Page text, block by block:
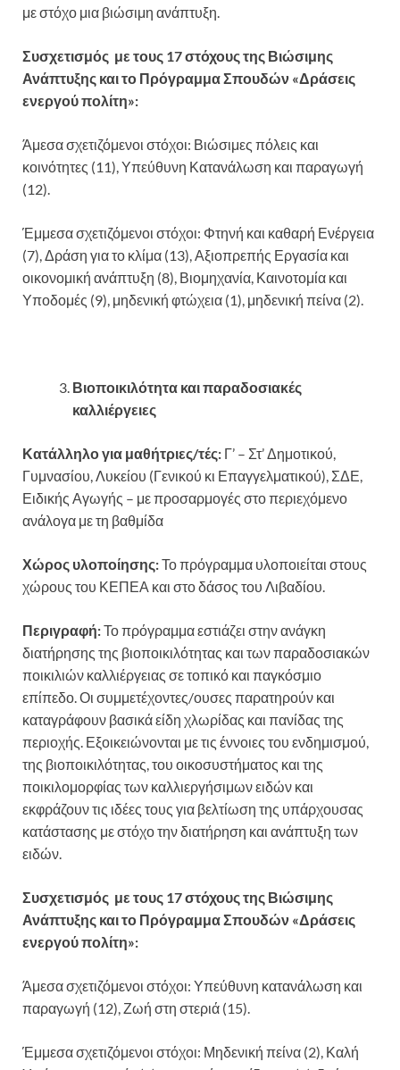
με στόχο μια βιώσιμη ανάπτυξη.
Συσχετισμός με τους 17 στόχους της Βιώσιμης
Ανάπτυξης και το Πρόγραμμα Σπουδών «Δράσεις
ενεργού πολίτη»:
Άμεσα σχετιζόμενοι στόχοι: Βιώσιμες πόλεις και
κοινότητες (11), Υπεύθυνη Κατανάλωση και παραγωγή
(12).
Έμμεσα σχετιζόμενοι στόχοι: Φτηνή και καθαρή Ενέργεια
(7), Δράση για το κλίμα (13), Αξιοπρεπής Εργασία και
οικονομική ανάπτυξη (8), Βιομηχανία, Καινοτομία και
Υποδομές (9), μηδενική φτώχεια (1), μηδενική πείνα (2).
Βιοποικιλότητα και παραδοσιακές
καλλιέργειες
Κατάλληλο για μαθήτριες/τές: Γ’ – Στ’ Δημοτικού,
Γυμνασίου, Λυκείου (Γενικού κι Επαγγελματικού), ΣΔΕ,
Ειδικής Αγωγής – με προσαρμογές στο περιεχόμενο
ανάλογα με τη βαθμίδα
Χώρος υλοποίησης:Το πρόγραμμα υλοποιείται στους
χώρους του ΚΕΠΕΑ και στο δάσος του Λιβαδίου.
Περιγραφή:Το πρόγραμμα εστιάζει στην ανάγκη
διατήρησης της βιοποικιλότητας και των παραδοσιακών
ποικιλιών καλλιέργειας σε τοπικό και παγκόσμιο
επίπεδο. Οι συμμετέχοντες/ουσες παρατηρούν και
καταγράφουν βασικά είδη χλωρίδας και πανίδας της
περιοχής. Εξοικειώνονται με τις έννοιες του ενδημισμού,
της βιοποικιλότητας, του οικοσυστήματος και της
ποικιλομορφίας των καλλιεργήσιμων ειδών και
εκφράζουν τις ιδέες τους για βελτίωση της υπάρχουσας
κατάστασης με στόχο την διατήρηση και ανάπτυξη των
ειδών.
Συσχετισμός με τους 17 στόχους της Βιώσιμης
Ανάπτυξης και το Πρόγραμμα Σπουδών «Δράσεις
ενεργού πολίτη»:
Άμεσα σχετιζόμενοι στόχοι: Υπεύθυνη κατανάλωση και
παραγωγή (12), Ζωή στη στεριά (15).
Έμμεσα σχετιζόμενοι στόχοι: Μηδενική πείνα (2), Καλή